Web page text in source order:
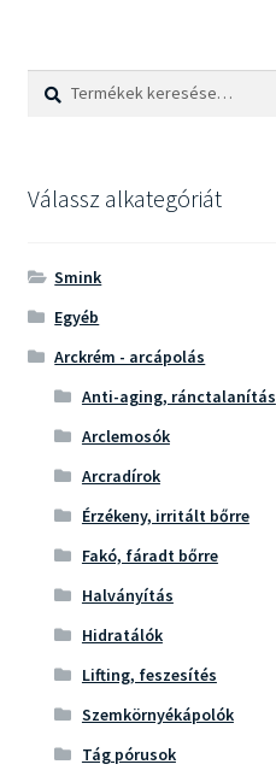
Keresés
Keresés
Válassz alkategóriát
Smink
Egyéb
Arckrém - arcápolás
Anti-aging, ránctalanítás
Arclemosók
Arcradírok
Érzékeny, irritált bőrre
Fakó, fáradt bőrre
Halványítás
Hidratálók
Lifting, feszesítés
Szemkörnyékápolók
Tág pórusok